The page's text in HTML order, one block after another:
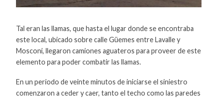
Tal eran las llamas, que hasta el lugar donde se encontraba
este local, ubicado sobre calle Güemes entre Lavalle y
Mosconi, llegaron camiones aguateros para proveer de este
elemento para poder combatir las llamas.
En un periodo de veinte minutos de iniciarse el siniestro
comenzaron a ceder y caer, tanto el techo como las paredes